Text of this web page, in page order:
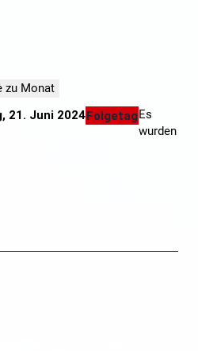
zu Monat
21. Juni 2024 Folgetag Es
wurden